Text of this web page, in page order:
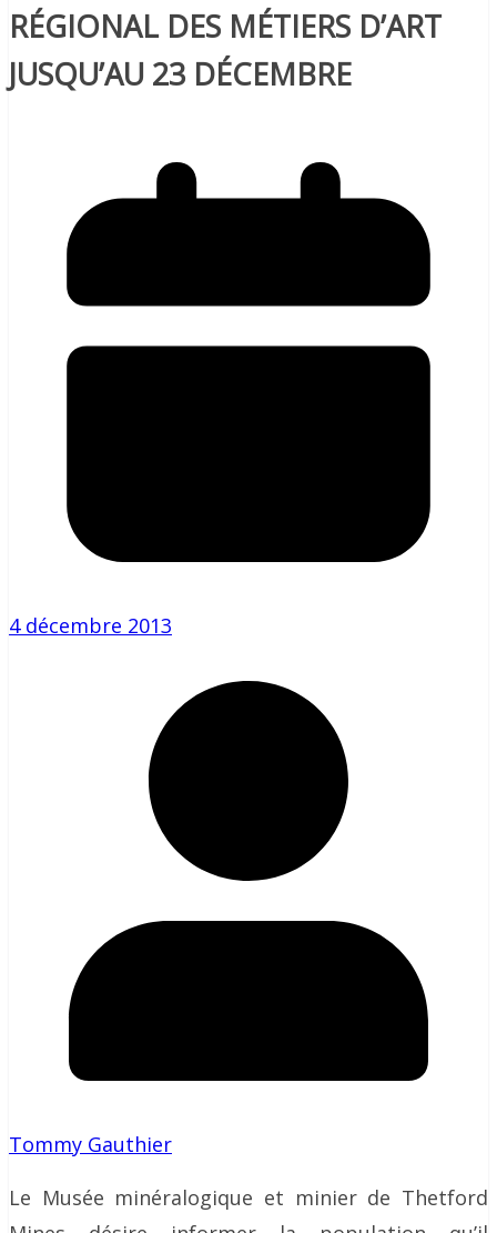
RÉGIONAL DES MÉTIERS D’ART
JUSQU’AU 23 DÉCEMBRE
4 décembre 2013
Tommy Gauthier
Le Musée minéralogique et minier de Thetford